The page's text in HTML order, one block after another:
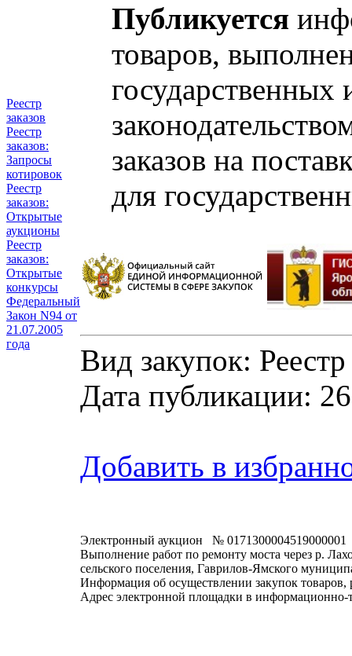
Реестр
заказов
Реестр
заказов:
Запросы
котировок
Реестр
заказов:
Открытые
аукционы
Реестр
заказов:
Открытые
конкурсы
Федеральный
Закон N94 от
21.07.2005
года
Публикуется
товаров,
заказов на
для
Вид закупок:
Дата публикации:
Добавить в
Электронный аукцион № 0171300004519000001
Выполнение работ по ремонту моста через р.
сельского поселения, Гаврилов-Ямского
Информация об осуществлении закупок
Адрес электронной площадки в